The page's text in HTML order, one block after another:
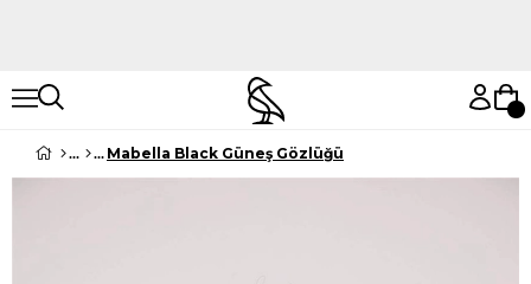
Mabella Black Güneş Gözlüğü